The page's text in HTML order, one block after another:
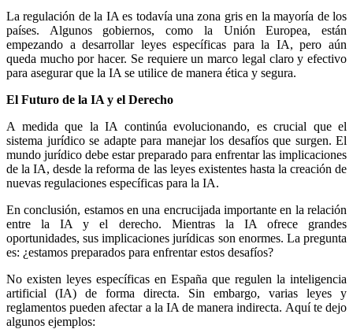
La regulación de la IA es todavía una zona gris en la mayoría de los
países. Algunos gobiernos, como la Unión Europea, están
empezando a desarrollar leyes específicas para la IA, pero aún
queda mucho por hacer. Se requiere un marco legal claro y efectivo
para asegurar que la IA se utilice de manera ética y segura.
El Futuro de la IA y el Derecho
A medida que la IA continúa evolucionando, es crucial que el
sistema jurídico se adapte para manejar los desafíos que surgen. El
mundo jurídico debe estar preparado para enfrentar las implicaciones
de la IA, desde la reforma de las leyes existentes hasta la creación de
nuevas regulaciones específicas para la IA.
En conclusión, estamos en una encrucijada importante en la relación
entre la IA y el derecho. Mientras la IA ofrece grandes
oportunidades, sus implicaciones jurídicas son enormes. La pregunta
es: ¿estamos preparados para enfrentar estos desafíos?
No existen leyes específicas en España que regulen la inteligencia
artificial (IA) de forma directa. Sin embargo, varias leyes y
reglamentos pueden afectar a la IA de manera indirecta. Aquí te dejo
algunos ejemplos: